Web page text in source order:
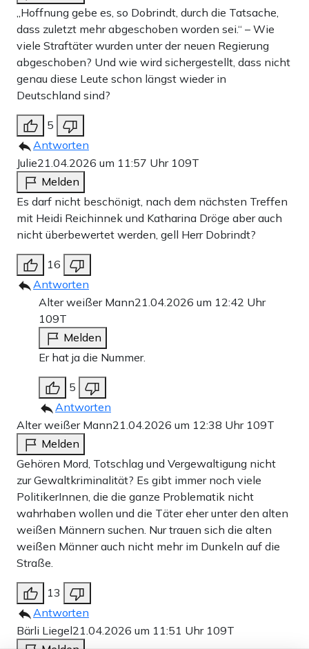
„Hoffnung gebe es, so Dobrindt, durch die Tatsache,
dass zuletzt mehr abgeschoben worden sei.“ – Wie
viele Straftäter wurden unter der neuen Regierung
abgeschoben? Und wie wird sichergestellt, dass nicht
genau diese Leute schon längst wieder in
Deutschland sind?
5
Antworten
Julie21.04.2026 um 11:57 Uhr 109T
Melden
Es darf nicht beschönigt, nach dem nächsten Treffen
mit Heidi Reichinnek und Katharina Dröge aber auch
nicht überbewertet werden, gell Herr Dobrindt?
16
Antworten
Alter weißer Mann21.04.2026 um 12:42 Uhr
109T
Melden
Er hat ja die Nummer.
5
Antworten
Alter weißer Mann21.04.2026 um 12:38 Uhr 109T
Melden
Gehören Mord, Totschlag und Vergewaltigung nicht
zur Gewaltkriminalität? Es gibt immer noch viele
PolitikerInnen, die die ganze Problematik nicht
wahrhaben wollen und die Täter eher unter den alten
weißen Männern suchen. Nur trauen sich die alten
weißen Männer auch nicht mehr im Dunkeln auf die
Straße.
13
Antworten
Bärli Liegel21.04.2026 um 11:51 Uhr 109T